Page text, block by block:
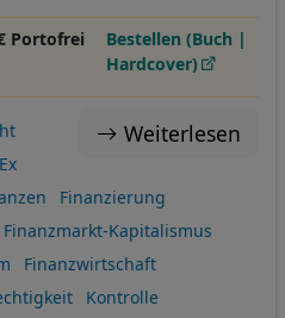
Portofrei
Bestellen (Buch |
Hardcover)
Weiterlesen
Finanzierung
Finanzmarkt-Kapitalismus
Finanzwirtschaft
Kontrolle